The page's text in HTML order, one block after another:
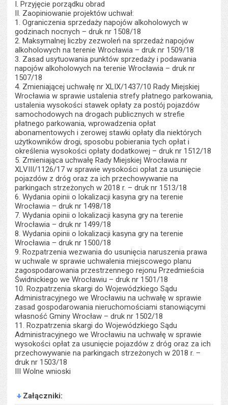
I. Przyjęcie porządku obrad
II. Zaopiniowanie projektów uchwał:
1. Ograniczenia sprzedaży napojów alkoholowych w
godzinach nocnych – druk nr 1508/18
2. Maksymalnej liczby zezwoleń na sprzedaż napojów
alkoholowych na terenie Wrocławia – druk nr 1509/18
3. Zasad usytuowania punktów sprzedaży i podawania
napojów alkoholowych na terenie Wrocławia – druk nr
1507/18
4. Zmieniającej uchwałę nr XLIX/1437/10 Rady Miejskiej
Wrocławia w sprawie ustalenia strefy płatnego parkowania,
ustalenia wysokości stawek opłaty za postój pojazdów
samochodowych na drogach publicznych w strefie
płatnego parkowania, wprowadzenia opłat
abonamentowych i zerowej stawki opłaty dla niektórych
użytkowników drogi, sposobu pobierania tych opłat i
określenia wysokości opłaty dodatkowej – druk nr 1512/18
5. Zmieniająca uchwałę Rady Miejskiej Wrocławia nr
XLVIII/1126/17 w sprawie wysokości opłat za usunięcie
pojazdów z dróg oraz za ich przechowywanie na
parkingach strzeżonych w 2018 r. – druk nr 1513/18
6. Wydania opinii o lokalizacji kasyna gry na terenie
Wrocławia – druk nr 1498/18
7. Wydania opinii o lokalizacji kasyna gry na terenie
Wrocławia – druk nr 1499/18
8. Wydania opinii o lokalizacji kasyna gry na terenie
Wrocławia – druk nr 1500/18
9. Rozpatrzenia wezwania do usunięcia naruszenia prawa
w uchwale w sprawie uchwalenia miejscowego planu
zagospodarowania przestrzennego rejonu Przedmieścia
Świdnickiego we Wrocławiu – druk nr 1501/18
10. Rozpatrzenia skargi do Wojewódzkiego Sądu
Administracyjnego we Wrocławiu na uchwałę w sprawie
zasad gospodarowania nieruchomościami stanowiącymi
własność Gminy Wrocław – druk nr 1502/18
11. Rozpatrzenia skargi do Wojewódzkiego Sądu
Administracyjnego we Wrocławiu na uchwałę w sprawie
wysokości opłat za usunięcie pojazdów z dróg oraz za ich
przechowywanie na parkingach strzeżonych w 2018 r. –
druk nr 1503/18
III Wolne wnioski
Załączniki